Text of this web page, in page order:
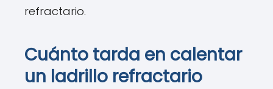
refractario.
Cuánto tarda en calentar
un ladrillo refractario